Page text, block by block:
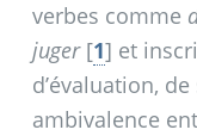
verbes comme
juger[1] et
d’évaluation,
ambivalence